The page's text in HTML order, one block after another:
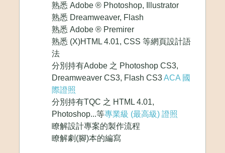
熟悉 Adobe ® Photoshop, Illustrator
熟悉 Dreamweaver, Flash
熟悉 Adobe ® Premirer
熟悉 (X)HTML 4.01, CSS 等網頁設計語
法
分別持有Adobe 之 Photoshop CS3,
Dreamweaver CS3, Flash CS3ACA 國
際證照
分別持有TQC 之 HTML 4.01,
Photoshop...等專業級 (最高級) 證照
瞭解設計專案的製作流程
瞭解劇(腳)本的編寫